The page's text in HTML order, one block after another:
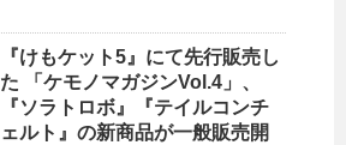
『けもケット5』にて先行販売し
た 「ケモノマガジンVol.4」、
『ソラトロボ』『テイルコンチ
ェルト』の新商品が一般販売開